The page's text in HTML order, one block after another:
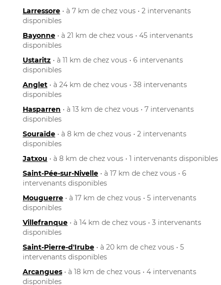
Larressore • à 7 km de chez vous • 2 intervenants
disponibles
Bayonne • à 21 km de chez vous • 45 intervenants
disponibles
Ustaritz • à 11 km de chez vous • 6 intervenants
disponibles
Anglet • à 24 km de chez vous • 38 intervenants
disponibles
Hasparren • à 13 km de chez vous • 7 intervenants
disponibles
Souraïde • à 8 km de chez vous • 2 intervenants
disponibles
Jatxou • à 8 km de chez vous • 1 intervenants disponibles
Saint-Pée-sur-Nivelle • à 17 km de chez vous • 6
intervenants disponibles
Mouguerre • à 17 km de chez vous • 5 intervenants
disponibles
Villefranque • à 14 km de chez vous • 3 intervenants
disponibles
Saint-Pierre-d'Irube • à 20 km de chez vous • 5
intervenants disponibles
Arcangues • à 18 km de chez vous • 4 intervenants
disponibles